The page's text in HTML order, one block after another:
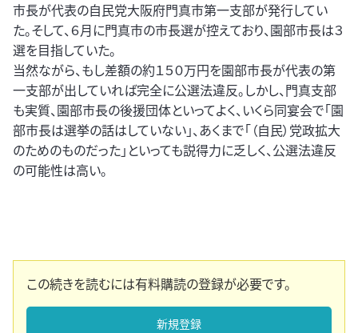
市長が代表の自民党大阪府門真市第一支部が発行してい
た。そして、６月に門真市の市長選が控えており、園部市長は３
選を目指していた。
当然ながら、もし差額の約１５０万円を園部市長が代表の第
一支部が出していれば完全に公選法違反。しかし、門真支部
も実質、園部市長の後援団体といってよく、いくら同宴会で「園
部市長は選挙の話はしていない」、あくまで「（自民）党政拡大
のためのものだった」といっても説得力に乏しく、公選法違反
の可能性は高い。
この続きを読むには有料購読の登録が必要です。
新規登録